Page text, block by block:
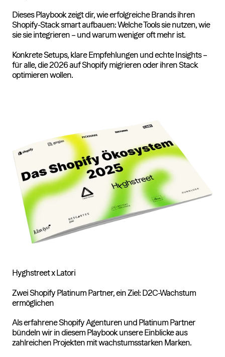
Dieses Playbook zeigt dir, wie erfolgreiche Brands ihren
Shopify-Stack smart aufbauen: Welche Tools sie nutzen, wie
sie sie integrieren – und warum weniger oft mehr ist.
Konkrete Setups, klare Empfehlungen und echte Insights –
für alle, die 2026 auf Shopify migrieren oder ihren Stack
optimieren wollen.
Hyghstreet x Latori
Zwei Shopify Platinum Partner, ein Ziel: D2C-Wachstum
ermöglichen
Als erfahrene Shopify Agenturen und Platinum Partner
bündeln wir in diesem Playbook unsere Einblicke aus
zahlreichen Projekten mit wachstumsstarken Marken.